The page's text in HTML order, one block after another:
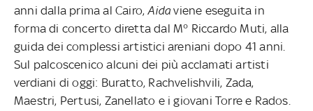
anni dalla prima al Cairo,Aidaviene eseguita in
forma di concerto diretta dal M° Riccardo Muti, alla
guida dei complessi artistici areniani dopo 41 anni.
Sul palcoscenico alcuni dei più acclamati artisti
verdiani di oggi: Buratto, Rachvelishvili, Zada,
Maestri, Pertusi, Zanellato e i giovani Torre e Rados.